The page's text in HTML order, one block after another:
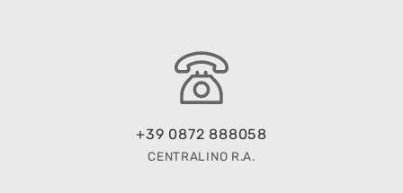
+39 0872 888058
CENTRALINO R.A.